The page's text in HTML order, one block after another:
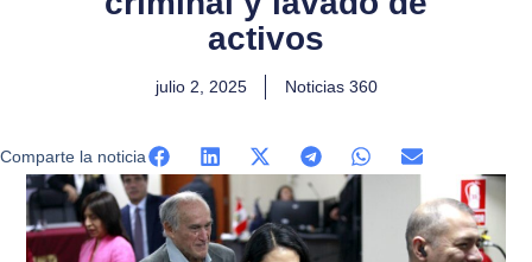
activos
julio 2, 2025 Noticias 360
Comparte la noticia